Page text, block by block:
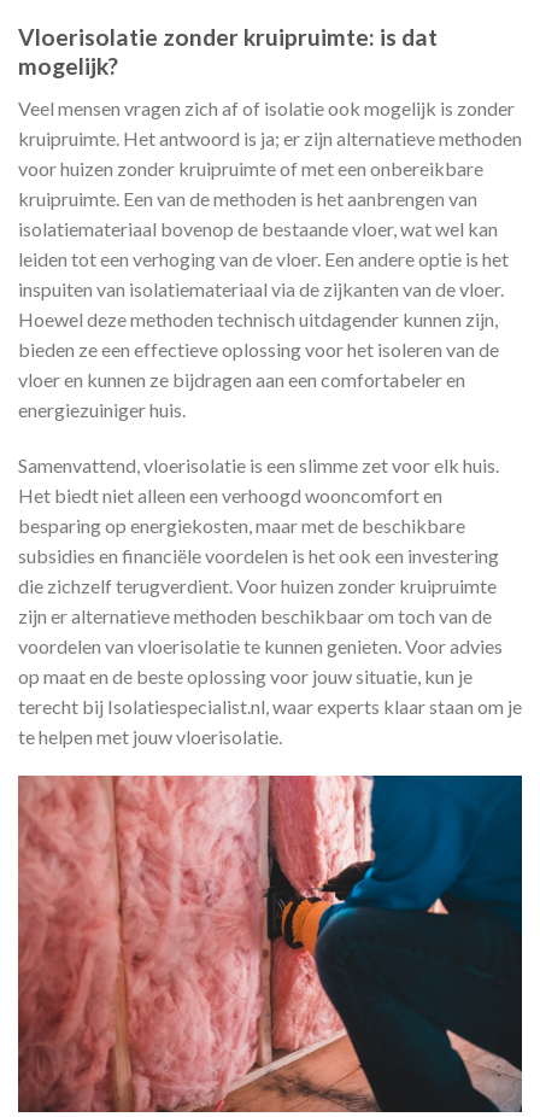
Vloerisolatie zonder kruipruimte: is dat
mogelijk?
Veel mensen vragen zich af of isolatie ook mogelijk is zonder
kruipruimte. Het antwoord is ja; er zijn alternatieve methoden
voor huizen zonder kruipruimte of met een onbereikbare
kruipruimte. Een van de methoden is het aanbrengen van
isolatiemateriaal bovenop de bestaande vloer, wat wel kan
leiden tot een verhoging van de vloer. Een andere optie is het
inspuiten van isolatiemateriaal via de zijkanten van de vloer.
Hoewel deze methoden technisch uitdagender kunnen zijn,
bieden ze een effectieve oplossing voor het isoleren van de
vloer en kunnen ze bijdragen aan een comfortabeler en
energiezuiniger huis.
Samenvattend, vloerisolatie is een slimme zet voor elk huis.
Het biedt niet alleen een verhoogd wooncomfort en
besparing op energiekosten, maar met de beschikbare
subsidies en financiële voordelen is het ook een investering
die zichzelf terugverdient. Voor huizen zonder kruipruimte
zijn er alternatieve methoden beschikbaar om toch van de
voordelen van vloerisolatie te kunnen genieten. Voor advies
op maat en de beste oplossing voor jouw situatie, kun je
terecht bij Isolatiespecialist.nl, waar experts klaar staan om je
te helpen met jouw vloerisolatie.